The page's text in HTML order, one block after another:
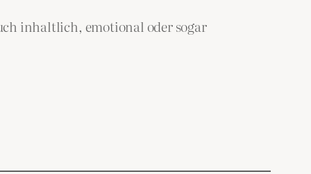
inhaltlich, emotional oder sogar